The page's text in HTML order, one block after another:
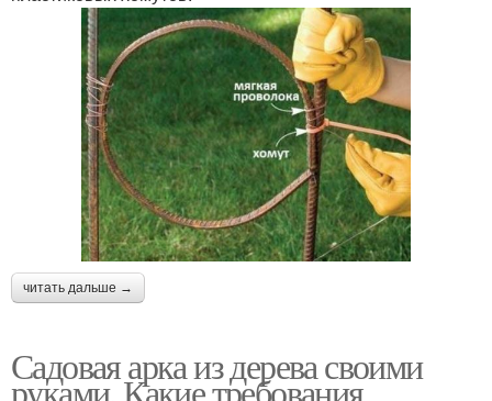
читать дальше →
Садовая арка из дерева своими
руками. Какие требования